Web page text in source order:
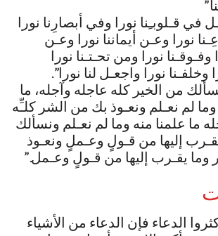
في قـلوبـِنا نورا وفي أبصارِنا نورا
نورا وعـن أيماننا نورا وعـن
وفـوقـنا نورا ومن تحـتـنا نورا
وخلفـنا نورا واجعـل لنا نورا”.
نسألك من الخير كله عاجله وآجله، ما
وما لم نعـلم ونعـوذ بك من الشر كلـِّه
ما علمنا منه وما لم نعـلم ونسألك
إليها من قـولٍ وعـملٍ ونعـوذ
وما يقـرب إليها من قـولٍ وعـمل.”
الدعاء فإن الدعاء من الأشياء